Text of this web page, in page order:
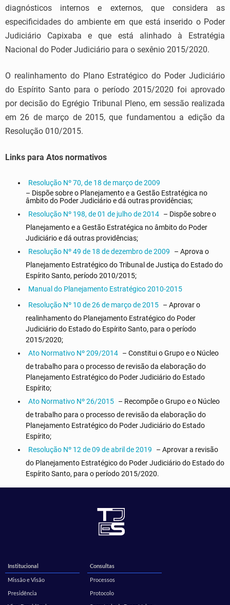
diagnósticos internos e externos, que considera as
especificidades do ambiente em que está inserido o Poder
Judiciário Capixaba e que está alinhado à Estratégia
Nacional do Poder Judiciário para o sexênio 2015/2020.
O realinhamento do Plano Estratégico do Poder Judiciário
do Espírito Santo para o período 2015/2020 foi aprovado
por decisão do Egrégio Tribunal Pleno, em sessão realizada
em 26 de março de 2015, que fundamentou a edição da
Resolução 010/2015.
Links para Atos normativos
Resolução Nº 70, de 18 de março de 2009
– Dispõe sobre o Planejamento e a Gestão Estratégica no
âmbito do Poder Judiciário e dá outras providências;
Resolução Nº 198, de 01 de julho de 2014 – Dispõe sobre o
Planejamento e a Gestão Estratégica no âmbito do Poder
Judiciário e dá outras providências;
Resolução Nº 49 de 18 de dezembro de 2009
– Aprova o
Planejamento Estratégico do Tribunal de Justiça do Estado do
Espírito Santo, período 2010/2015;
Manual do Planejamento Estratégico 2010-2015
Resolução Nº 10 de 26 de março de 2015 – Aprovar o
realinhamento do Planejamento Estratégico do Poder
Judiciário do Estado do Espírito Santo, para o período
2015/2020;
Ato Normativo Nº 209/2014 – Constitui o Grupo e o Núcleo
de trabalho para o processo de revisão da elaboração do
Planejamento Estratégico do Poder Judiciário do Estado
Espírito;
Ato Normativo Nº 26/2015 – Recompõe o Grupo e o Núcleo
de trabalho para o processo de revisão da elaboração do
Planejamento Estratégico do Poder Judiciário do Estado
Espírito;
Resolução Nº 12 de 09 de abril de 2019
– Aprovar a revisão
do Planejamento Estratégico do Poder Judiciário do Estado do
Espírito Santo, para o período 2015/2020.
Institucional
Missão e Visão
Presidência
Consultas
Processos
Protocolo